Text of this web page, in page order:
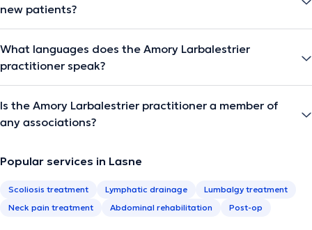
new patients?
What languages does the Amory Larbalestrier
practitioner speak?
Is the Amory Larbalestrier practitioner a member of
any associations?
Popular services in Lasne
Scoliosis treatment Lymphatic drainage
Lumbalgy treatment
Neck pain treatment
Abdominal rehabilitation Post-op